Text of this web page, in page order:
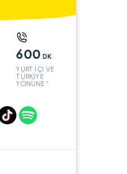
600 DK
YURT İÇİ VE
TÜRKİYE
YÖNÜNE*